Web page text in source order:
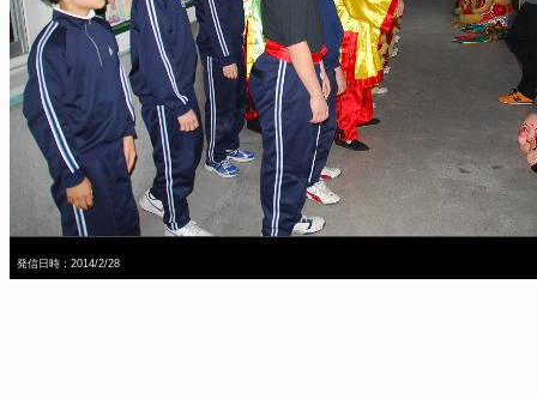
発信日時：2014/2/28